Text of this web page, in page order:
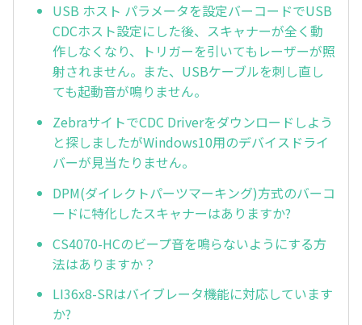
USB ホスト パラメータを設定バーコードでUSB
CDCホスト設定にした後、スキャナーが全く動
作しなくなり、トリガーを引いてもレーザーが照
射されません。また、USBケーブルを刺し直し
ても起動音が鳴りません。
ZebraサイトでCDC Driverをダウンロードしよう
と探しましたがWindows10用のデバイスドライ
バーが見当たりません。
DPM(ダイレクトパーツマーキング)方式のバーコ
ードに特化したスキャナーはありますか?
CS4070-HCのビープ音を鳴らないようにする方
法はありますか？
LI36x8-SRはバイブレータ機能に対応しています
か?